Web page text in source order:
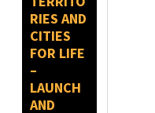
RIES AND
CITIES
FOR LIFE
–
LAUNCH
AND